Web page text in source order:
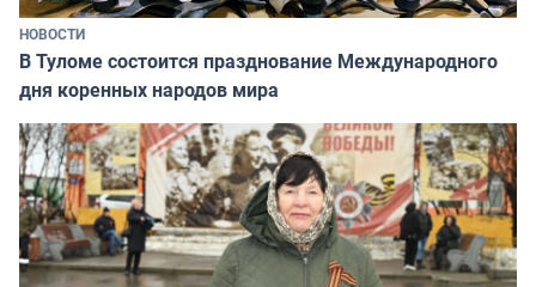
НОВОСТИ
В Туломе состоится празднование Международного
дня коренных народов мира